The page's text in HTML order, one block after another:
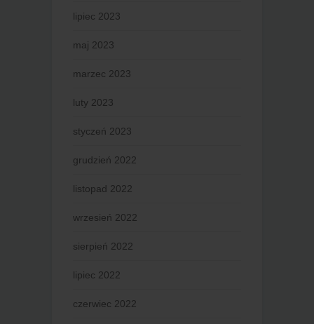
lipiec 2023
maj 2023
marzec 2023
luty 2023
styczeń 2023
grudzień 2022
listopad 2022
wrzesień 2022
sierpień 2022
lipiec 2022
czerwiec 2022